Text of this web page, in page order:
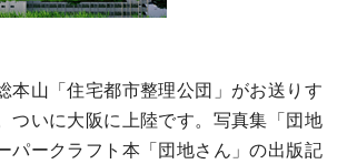
本山「住宅都市整理公団」がお送りす
ついに大阪に上陸です。写真集「団地
パークラフト本「団地さん」の出版記